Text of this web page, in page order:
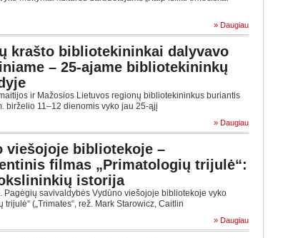
» Daugiau
krašto bibliotekininkai dalyvavo
– 25-ajame bibliotekininkų
ir Mažosios Lietuvos regionų bibliotekininkus buriantis
birželio 11–12 dienomis vyko jau 25-ąjį
» Daugiau
viešojoje bibliotekoje –
filmas „Primatologių trijulė“:
istorija
Pagėgių savivaldybės Vydūno viešojoje bibliotekoje vyko
(„Trimates“, rež. Mark Starowicz, Caitlin
» Daugiau